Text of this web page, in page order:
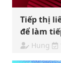
Tiếp thị
để làm
Hung